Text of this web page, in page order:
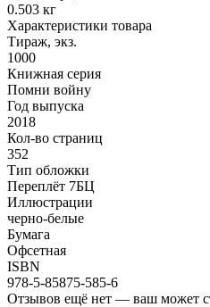
0.503 кг
Характеристики товара
Тираж, экз.
1000
Книжная серия
Помни войну
Год выпуска
2018
Кол-во страниц
352
Тип обложки
Переплёт 7БЦ
Иллюстрации
черно-белые
Бумага
Офсетная
ISBN
978-5-85875-585-6
Отзывов ещё нет — ваш может